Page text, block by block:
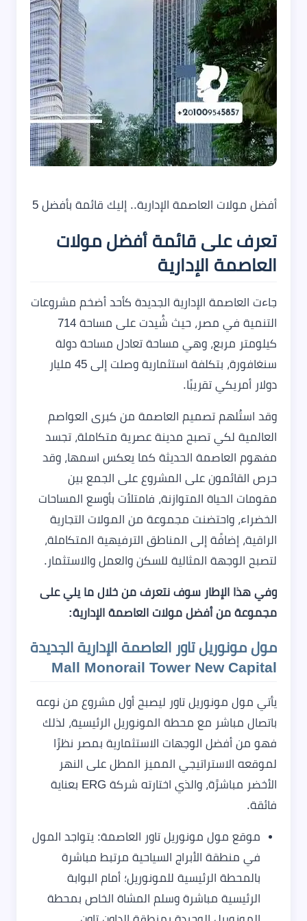
أفضل مولات العاصمة الإدارية.. إليك قائمة بأفضل 5 مشروعات تجارية
تعرف على قائمة أفضل مولات
العاصمة الإدارية
جاءت العاصمة الإدارية الجديدة كأحد أضخم مشروعات
التنمية في مصر، حيث شُيدت على مساحة 714
كيلومتر مربع، وهي مساحة تعادل مساحة دولة
سنغافورة، بتكلفة استثمارية وصلت إلى 45 مليار
دولار أمريكي تقريبًا.
وقد استُلهم تصميم العاصمة من كبرى العواصم
العالمية لكي تصبح مدينة عصرية متكاملة، تجسد
مفهوم العاصمة الحديثة كما يعكس اسمها، وقد
حرص القائمون على المشروع على الجمع بين
مقومات الحياة المتوازنة، فامتلأت بأوسع المساحات
الخضراء، واحتضنت مجموعة من المولات التجارية
الراقية، إضافًة إلى المناطق الترفيهية المتكاملة،
لتصبح الوجهة المثالية للسكن والعمل والاستثمار.
وفي هذا الإطار سوف نتعرف من خلال ما يلي على
مجموعة من أفضل مولات العاصمة الإدارية:
مول مونوريل تاور العاصمة الإدارية الجديدة
Mall Monorail Tower New Capital
يأتي مول مونوريل تاور ليصبح أول مشروع من نوعه
باتصال مباشر مع محطة المونوريل الرئيسية، لذلك
فهو من أفضل الوجهات الاستثمارية بمصر نظرًا
لموقعه الاستراتيجي المميز المطل على النهر
الأخضر مباشرًة، والذي اختارته شركة ERG بعناية
فائقة.
موقع مول مونوريل تاور العاصمة: يتواجد المول
في منطقة الأبراج السياحية مرتبط مباشرة
بالمحطة الرئيسية للمونوريل؛ أمام البوابة
الرئيسية مباشرة وسلم المشاة الخاص بمحطة